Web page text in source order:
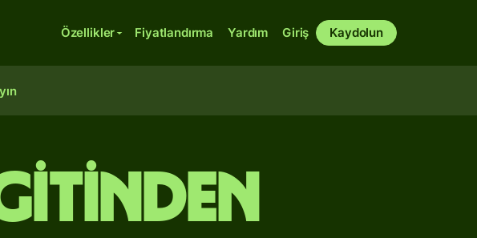
Özellikler Fiyatlandırma Yardım Giriş Kaydolun